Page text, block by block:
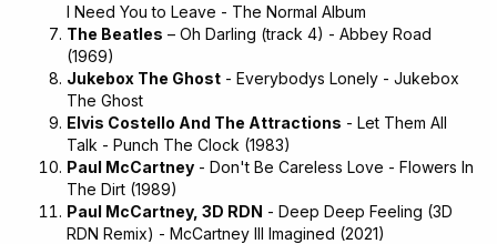
I Need You to Leave - The Normal Album
The Beatles – Oh Darling (track 4) - Abbey Road
(1969)
Jukebox The Ghost - Everybodys Lonely - Jukebox
The Ghost
Elvis Costello And The Attractions - Let Them All
Talk - Punch The Clock (1983)
Paul McCartney - Don't Be Careless Love - Flowers In
The Dirt (1989)
Paul McCartney, 3D RDN - Deep Deep Feeling (3D
RDN Remix) - McCartney III Imagined (2021)